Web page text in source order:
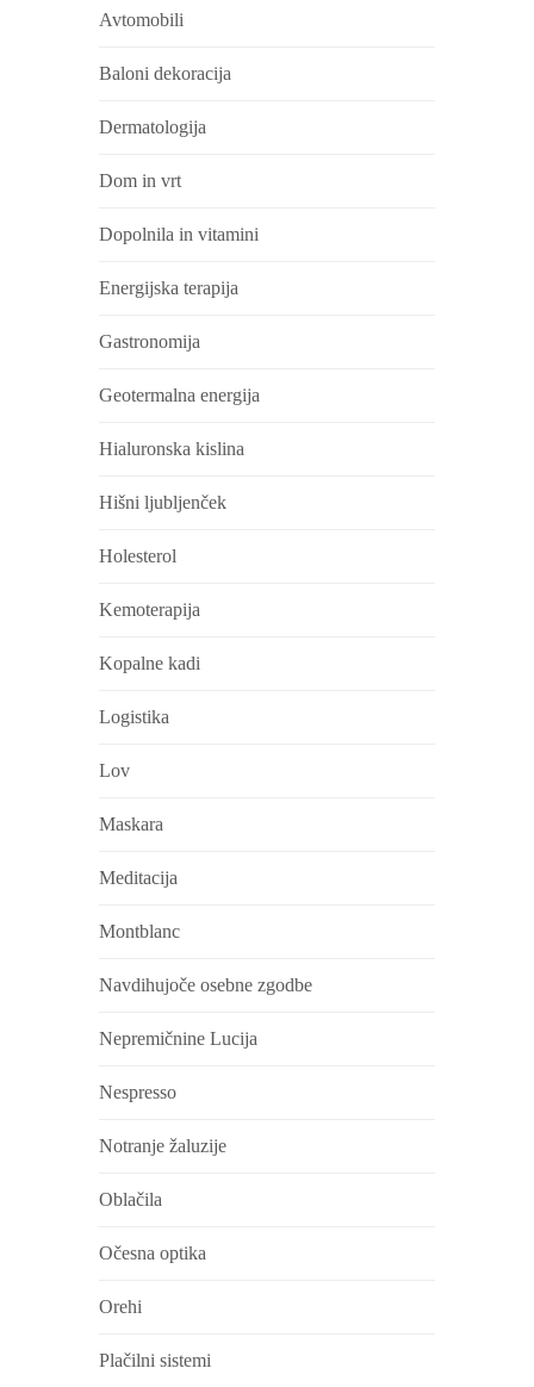
Avtomobili
Baloni dekoracija
Dermatologija
Dom in vrt
Dopolnila in vitamini
Energijska terapija
Gastronomija
Geotermalna energija
Hialuronska kislina
Hišni ljubljenček
Holesterol
Kemoterapija
Kopalne kadi
Logistika
Lov
Maskara
Meditacija
Montblanc
Navdihujoče osebne zgodbe
Nepremičnine Lucija
Nespresso
Notranje žaluzije
Oblačila
Očesna optika
Orehi
Plačilni sistemi